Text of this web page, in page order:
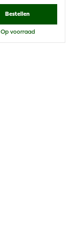
Bestellen
Op voorraad